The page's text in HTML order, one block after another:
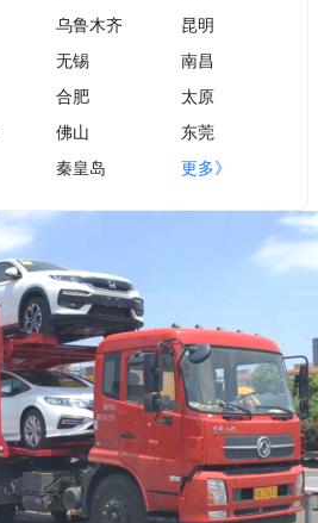
乌鲁木齐
昆明
无锡
南昌
合肥
太原
佛山
东莞
秦皇岛 更多》